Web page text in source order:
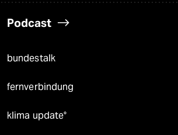
Podcast
bundestalk
fernverbindung
klima update°